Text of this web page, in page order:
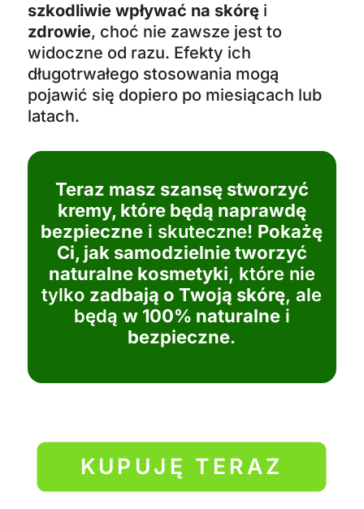
szkodliwie wpływać na skóręi
zdrowie, choć nie zawsze jest to
widoczne od razu. Efekty ich
długotrwałego stosowania mogą
pojawić się dopiero po miesiącach lub
latach.
Teraz masz szansę stworzyć
kremy, które będą naprawdę
bezpieczne i skuteczne! Pokażę
Ci, jak samodzielnie tworzyć
naturalne kosmetyki, które nie
tylko zadbają o Twoją skórę, ale
będą w 100% naturalnei
bezpieczne.
KUPUJĘ TERAZ